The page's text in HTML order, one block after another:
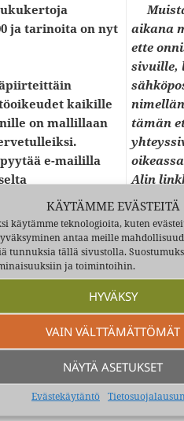
KÄYTÄMME EVÄSTEITÄ
käytämme teknologioita, kuten
antaa meille
tunnuksia tällä sivustolla.
ja toimintoihin.
HYVÄKSY
VAIN VÄLTTÄMÄTTÖMÄT
NÄYTÄ ASETUKSET
Evästekäytäntö
ja tarinoita on nyt
kaikille
on mallillaan
e-maililla
tai
osoitteesta) tai voit
ja me sijoitamme
Myös valokuvat
aikana
ette
sivuille,
tämän
Alin
P.S.
Kategoriat
Alkusivu Avainsanat
50-
tarinoita